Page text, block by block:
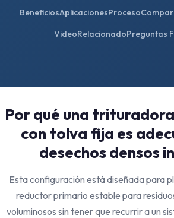
BeneficiosAplicacionesProceso
VideoRelacionadoPreguntas
Por qué una
con tolva fija es
desechos densos
Esta configuración está diseñada para
reductor primario estable para
voluminosos sin tener que recurrir a un